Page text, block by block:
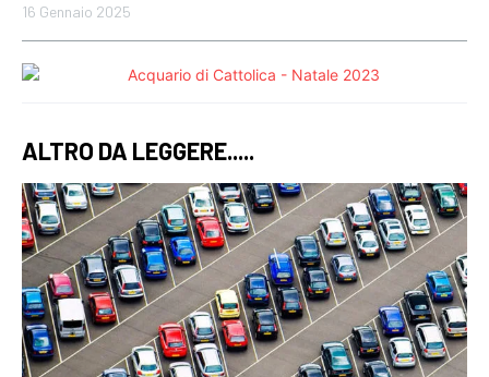
16 Gennaio 2025
ALTRO DA LEGGERE.....